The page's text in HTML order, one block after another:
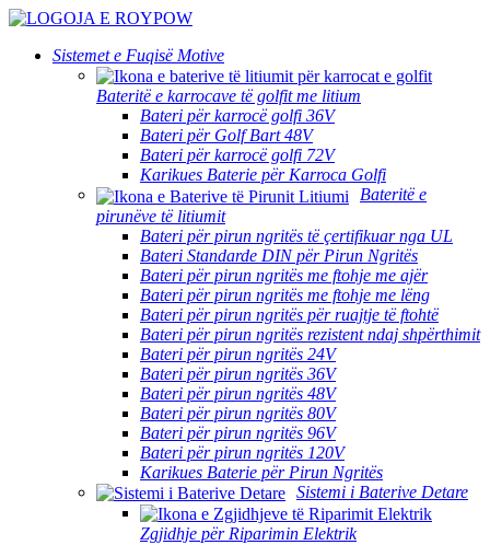
Sistemet e Fuqisë Motive
Bateritë e karrocave të golfit me litium
Bateri për karrocë golfi 36V
Bateri për Golf Bart 48V
Bateri për karrocë golfi 72V
Karikues Baterie për Karroca Golfi
Bateritë e
pirunëve të litiumit
Bateri për pirun ngritës të çertifikuar nga UL
Bateri Standarde DIN për Pirun Ngritës
Bateri për pirun ngritës me ftohje me ajër
Bateri për pirun ngritës me ftohje me lëng
Bateri për pirun ngritës për ruajtje të ftohtë
Bateri për pirun ngritës rezistent ndaj shpërthimit
Bateri për pirun ngritës 24V
Bateri për pirun ngritës 36V
Bateri për pirun ngritës 48V
Bateri për pirun ngritës 80V
Bateri për pirun ngritës 96V
Bateri për pirun ngritës 120V
Karikues Baterie për Pirun Ngritës
Sistemi i Baterive Detare
Zgjidhje për Riparimin Elektrik